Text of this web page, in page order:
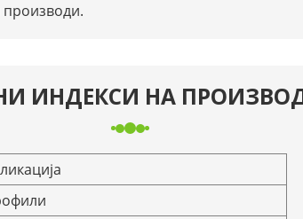
производи.
ИНДЕКСИ НА